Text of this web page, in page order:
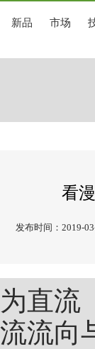
新品 市场
看
发布时间：2019-
直
流向